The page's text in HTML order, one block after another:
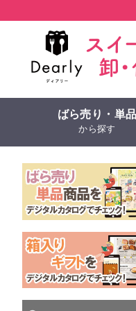
ばら売り・単品
から探す